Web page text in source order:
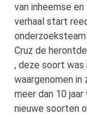
van inheemse
verhaal start
Cruz de
, deze soort was
waargenomen in
meer dan 10
nieuwe soorten